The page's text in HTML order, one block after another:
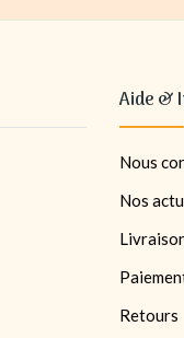
Aide &
Nous
Nos
Retours